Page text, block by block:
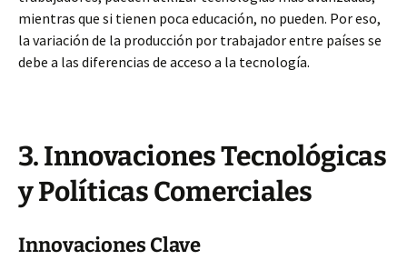
mientras que si tienen poca educación, no pueden. Por eso,
la variación de la producción por trabajador entre países se
debe a las diferencias de acceso a la tecnología.
3. Innovaciones Tecnológicas
y Políticas Comerciales
Innovaciones Clave